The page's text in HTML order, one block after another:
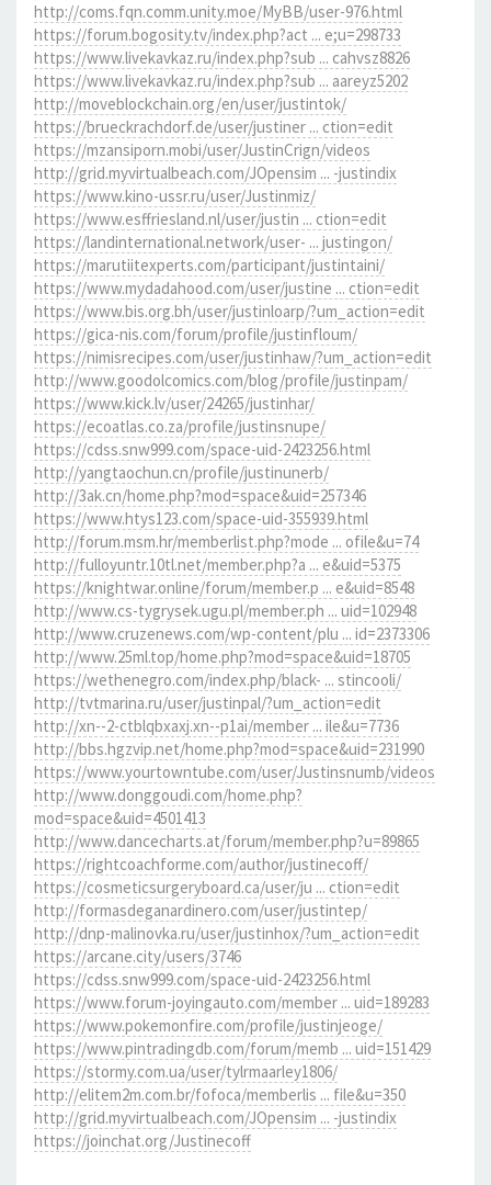
http://coms.fqn.comm.unity.moe/MyBB/user-976.html
https://forum.bogosity.tv/index.php?act ... e;u=298733
https://www.livekavkaz.ru/index.php?sub ... cahvsz8826
https://www.livekavkaz.ru/index.php?sub ... aareyz5202
http://moveblockchain.org/en/user/justintok/
https://brueckrachdorf.de/user/justiner ... ction=edit
https://mzansiporn.mobi/user/JustinCrign/videos
http://grid.myvirtualbeach.com/JOpensim ... -justindix
https://www.kino-ussr.ru/user/Justinmiz/
https://www.esffriesland.nl/user/justin ... ction=edit
https://landinternational.network/user- ... justingon/
https://marutiitexperts.com/participant/justintaini/
https://www.mydadahood.com/user/justine ... ction=edit
https://www.bis.org.bh/user/justinloarp/?um_action=edit
https://gica-nis.com/forum/profile/justinfloum/
https://nimisrecipes.com/user/justinhaw/?um_action=edit
http://www.goodolcomics.com/blog/profile/justinpam/
https://www.kick.lv/user/24265/justinhar/
https://ecoatlas.co.za/profile/justinsnupe/
https://cdss.snw999.com/space-uid-2423256.html
http://yangtaochun.cn/profile/justinunerb/
http://3ak.cn/home.php?mod=space&uid=257346
https://www.htys123.com/space-uid-355939.html
http://forum.msm.hr/memberlist.php?mode ... ofile&u=74
http://fulloyuntr.10tl.net/member.php?a ... e&uid=5375
https://knightwar.online/forum/member.p ... e&uid=8548
http://www.cs-tygrysek.ugu.pl/member.ph ... uid=102948
http://www.cruzenews.com/wp-content/plu ... id=2373306
http://www.25ml.top/home.php?mod=space&uid=18705
https://wethenegro.com/index.php/black- ... stincooli/
http://tvtmarina.ru/user/justinpal/?um_action=edit
http://xn--2-ctblqbxaxj.xn--p1ai/member ... ile&u=7736
http://bbs.hgzvip.net/home.php?mod=space&uid=231990
https://www.yourtowntube.com/user/Justinsnumb/videos
http://www.donggoudi.com/home.php?
mod=space&uid=4501413
http://www.dancecharts.at/forum/member.php?u=89865
https://rightcoachforme.com/author/justinecoff/
https://cosmeticsurgeryboard.ca/user/ju ... ction=edit
http://formasdeganardinero.com/user/justintep/
http://dnp-malinovka.ru/user/justinhox/?um_action=edit
https://arcane.city/users/3746
https://cdss.snw999.com/space-uid-2423256.html
https://www.forum-joyingauto.com/member ... uid=189283
https://www.pokemonfire.com/profile/justinjeoge/
https://www.pintradingdb.com/forum/memb ... uid=151429
https://stormy.com.ua/user/tylrmaarley1806/
http://elitem2m.com.br/fofoca/memberlis ... file&u=350
http://grid.myvirtualbeach.com/JOpensim ... -justindix
https://joinchat.org/Justinecoff